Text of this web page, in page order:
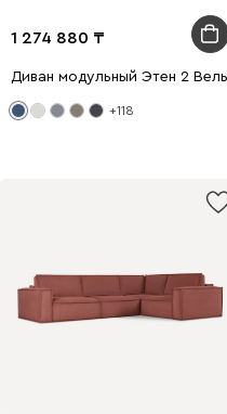
1 274 880
Диван модульный Этен 2
+118